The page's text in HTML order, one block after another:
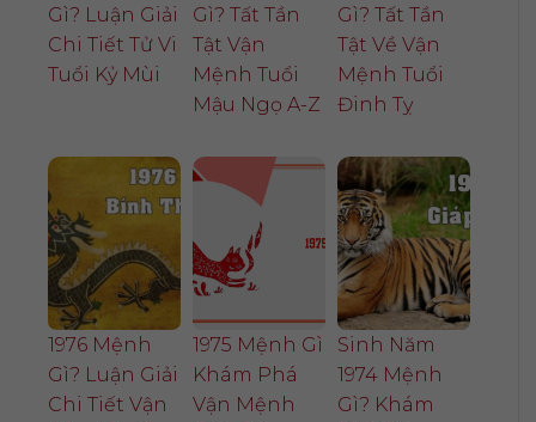
Gì? Luận Giải
Chi Tiết Tử Vi
Tuổi Kỷ Mùi
Gì? Tất Tần
Tật Vận
Mệnh Tuổi
Mậu Ngọ A-Z
Gì? Tất Tần
Tật Về Vận
Mệnh Tuổi
Đinh Tỵ
1976 Mệnh
Gì? Luận Giải
Chi Tiết Vận
1975 Mệnh Gì
Khám Phá
Vận Mệnh
Sinh Năm
1974 Mệnh
Gì? Khám